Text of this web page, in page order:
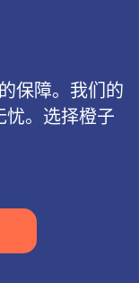
保障。我们的
忧。选择橙子